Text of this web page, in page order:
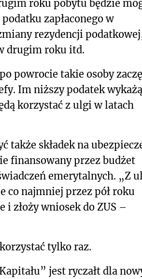
roku pobytu będzie
zapłaconego w
rezydencji
drugim roku itd.
powrocie takie osoby
Im niższy podatek
korzystać z ulgi w latach
także składek na
finansowany przez budżet
emerytalnych. „Z
co najmniej przez pół roku
i złoży wniosek do ZUS –
tylko raz.
jest ryczałt dla